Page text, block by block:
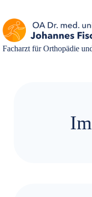
Facharzt für Orthopädie